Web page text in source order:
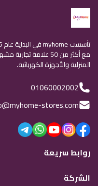
مع أكثر من 50 علامة
المنزلية والأجهزة الكهربائية.
01060002002
stores.com
روابط سريعة
الشركة